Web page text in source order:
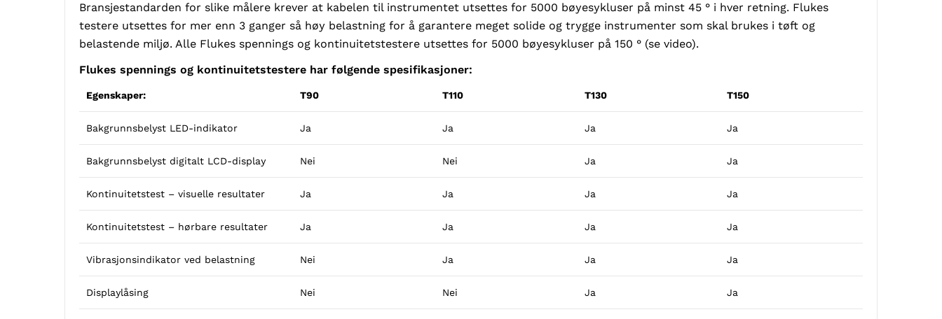
Bransjestandarden for slike målere krever at kabelen til instrumentet utsettes for 5000 bøyesykluser på minst 45 ° i hver retning. Flukes
testere utsettes for mer enn 3 ganger så høy belastning for å garantere meget solide og trygge instrumenter som skal brukes i tøft og
belastende miljø. Alle Flukes spennings og kontinuitetstestere utsettes for 5000 bøyesykluser på 150 ° (se video).
Flukes spennings og kontinuitetstestere har følgende spesifikasjoner:
Egenskaper: T90 T110 T130 T150
Bakgrunnsbelyst LED-indikator Ja Ja Ja Ja
Bakgrunnsbelyst digitalt LCD-display Nei Nei Ja Ja
Kontinuitetstest – visuelle resultater Ja Ja Ja Ja
Kontinuitetstest – hørbare resultater Ja Ja Ja Ja
Vibrasjonsindikator ved belastning Nei Ja Ja Ja
Displaylåsing Nei Nei Ja Ja